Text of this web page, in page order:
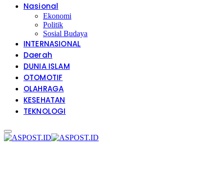
Nasional
Ekonomi
Politik
Sosial Budaya
INTERNASIONAL
Daerah
DUNIA ISLAM
OTOMOTIF
OLAHRAGA
KESEHATAN
TEKNOLOGI